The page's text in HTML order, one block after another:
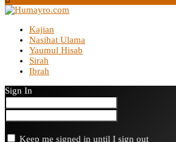
Kajian
Nasihat Ulama
Yaumul Hisab
Sirah
Ibrah
Sign In
Keep me signed in until I sign out